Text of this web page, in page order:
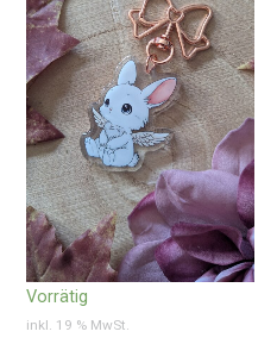
Vorrätig
inkl. 19 % MwSt.